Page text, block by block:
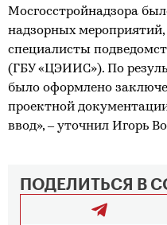
Мосгосстройнадзора
надзорных
специалисты
(ГБУ «ЦЭИИС»). По
было оформлено
проектной
ввод», ‒ уточнил Игорь
ПОДЕЛИТЬСЯ В